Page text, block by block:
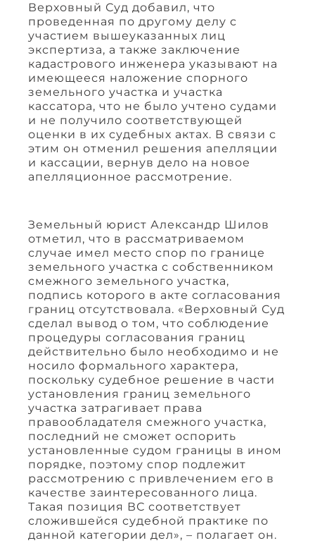
Верховный Суд добавил, что
проведенная по другому делу с
участием вышеуказанных лиц
экспертиза, а также заключение
кадастрового инженера указывают на
имеющееся наложение спорного
земельного участка и участка
кассатора, что не было учтено судами
и не получило соответствующей
оценки в их судебных актах. В связи с
этим он отменил решения апелляции
и кассации, вернув дело на новое
апелляционное рассмотрение.
Земельный юрист Александр Шилов
отметил, что в рассматриваемом
случае имел место спор по границе
земельного участка с собственником
смежного земельного участка,
подпись которого в акте согласования
границ отсутствовала. «Верховный Суд
сделал вывод о том, что соблюдение
процедуры согласования границ
действительно было необходимо и не
носило формального характера,
поскольку судебное решение в части
установления границ земельного
участка затрагивает права
правообладателя смежного участка,
последний не сможет оспорить
установленные судом границы в ином
порядке, поэтому спор подлежит
рассмотрению с привлечением его в
качестве заинтересованного лица.
Такая позиция ВС соответствует
сложившейся судебной практике по
данной категории дел», – полагает он.